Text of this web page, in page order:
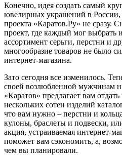
Конечно, идея создать самый
ювелирных украшений в России,
проекта «Каратов.Ру» не сразу.
проект, где каждый мог выбрать
ассортимент серьги, перстни и
многообразие товаров не было
интернет-магазина.
Зато сегодня все изменилось.
своей возлюбленной мужчинам
«Каратов» предлагает вам
нескольких сотен изделий
что вам нужно – перстни и
кулоны, браслеты и подвески,
акция, устраиваемая интернет-
поможет вам сэкономить, а,
чем вы планировали.